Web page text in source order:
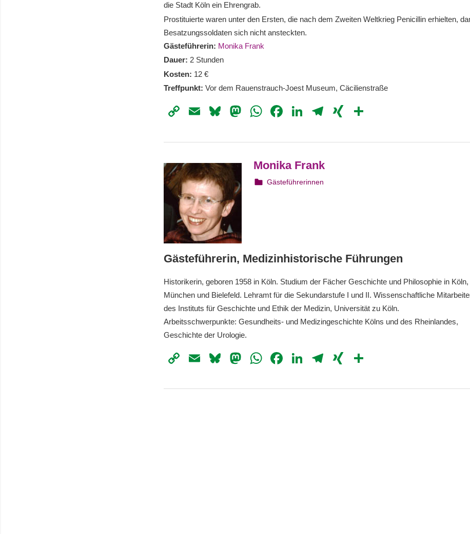
die Stadt Köln ein Ehrengrab.
Prostituierte waren unter den Ersten, die nach dem Zweiten Weltkrieg Penicillin erhielten,
Besatzungssoldaten sich nicht ansteckten.
Gästeführerin: Monika Frank
Dauer: 2 Stunden
Kosten: 12 €
Treffpunkt: Vor dem Rauenstrauch-Joest Museum, Cäcilienstraße
CopyEmailBluesky
Mastodon
WhatsApp
Facebook
LinkedIn
Telegram
XING
Monika Frank
6. August 2023
webmam
Gästeführerinnen
Gästeführerin, Medizinhistorische Führungen
Historikerin, geboren 1958 in Köln. Studium der Fächer Geschichte und Philosophie in Köln,
München und Bielefeld. Lehramt für die Sekundarstufe I und II. Wissenschaftliche
des Instituts für Geschichte und Ethik der Medizin, Universität zu Köln.
Arbeitsschwerpunkte: Gesundheits- und Medizingeschichte Kölns und des Rheinlandes,
Geschichte der Urologie.
CopyEmailBluesky
Mastodon
WhatsApp
Facebook
LinkedIn
Telegram
XING